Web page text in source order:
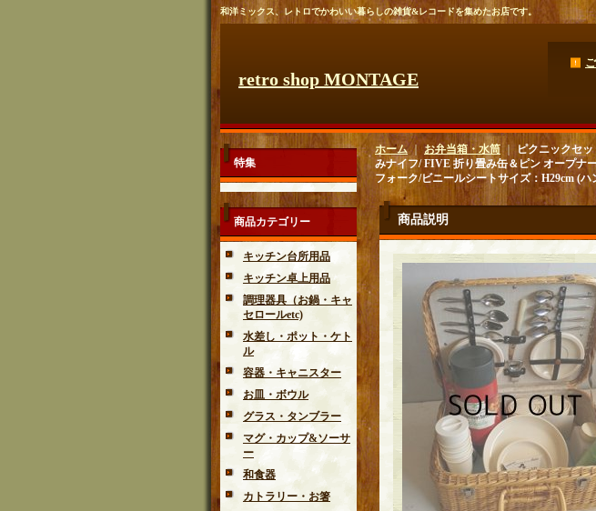
和洋ミックス、レトロでかわいい暮らしの雑貨&レコードを集めたお店です。
retro shop MONTAGE
特集
商品カテゴリー
キッチン台所用品
キッチン卓上用品
調理器具（お鍋・キャ
セロールetc)
水差し・ポット・ケト
ル
容器・キャニスター
お皿・ボウル
グラス・タンブラー
マグ・カップ&ソーサ
ー
和食器
カトラリー・お箸
ホーム｜ お弁当箱・水筒 ｜ ピクニックセ
みナイフ/ FIVE 折り畳み缶＆ピン オープナ
フォーク/ビニールシートサイズ：H29cm (ハ
商品説明